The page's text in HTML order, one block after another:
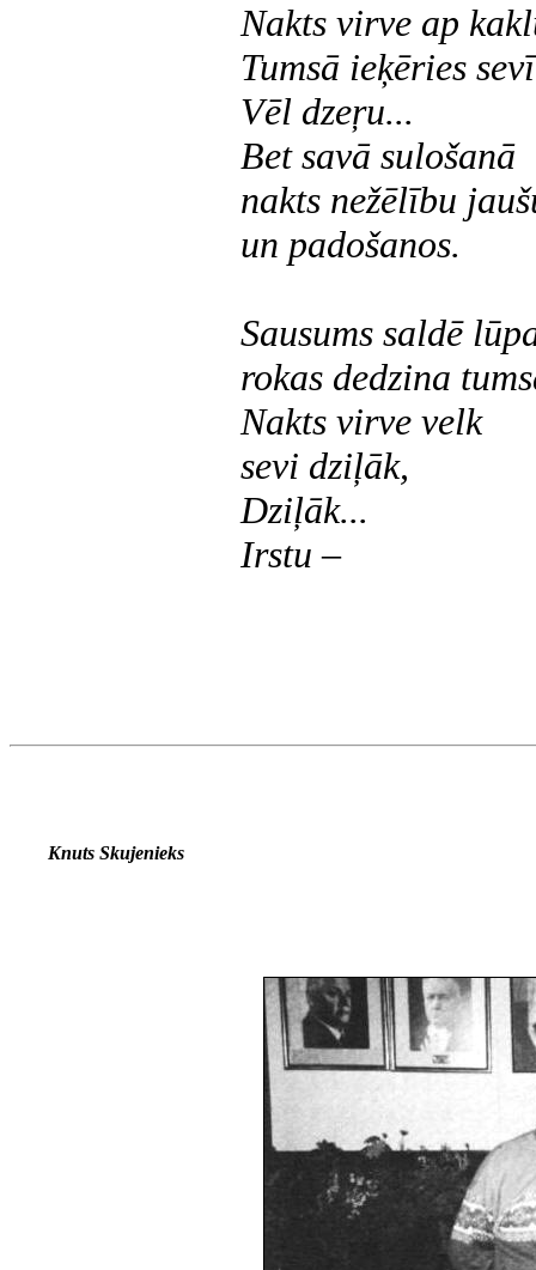
Nakts virve ap
Tumsā ieķēries
Vēl dzeŗu...
Bet savā sulošanā
nakts nežēlību
un padošanos.
Sausums saldē
rokas dedzina
Nakts virve velk
sevi dziļāk,
Dziļāk...
Irstu –
Knuts Skujenieks